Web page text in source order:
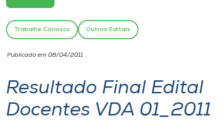
Portal de Ensino
Unoesc
Internacionalização
I.nova
Trabalhe Conosco Outros Editais
Publicado em 08/04/2011
Resultado Final Edital
Docentes VDA 01_2011